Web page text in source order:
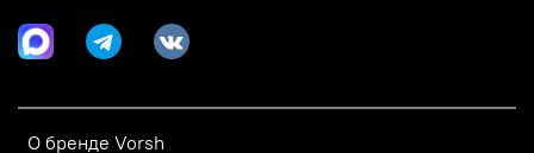
О бренде Vorsh